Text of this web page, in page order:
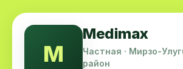
M
Medimax
Частная · Мирзо-
район